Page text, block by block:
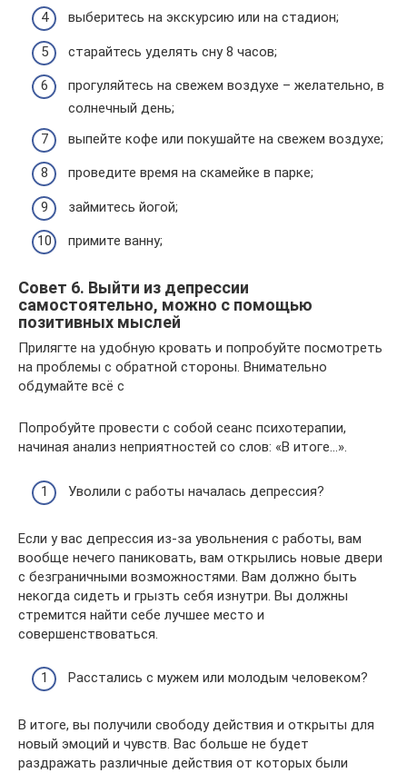
выберитесь на экскурсию или на стадион;
старайтесь уделять сну 8 часов;
прогуляйтесь на свежем воздухе – желательно, в
солнечный день;
выпейте кофе или покушайте на свежем воздухе;
проведите время на скамейке в парке;
займитесь йогой;
примите ванну;
Совет 6. Выйти из депрессии
самостоятельно, можно с помощью
позитивных мыслей
Прилягте на удобную кровать и попробуйте посмотреть
на проблемы с обратной стороны. Внимательно
обдумайте всё с
Попробуйте провести с собой сеанс психотерапии,
начиная анализ неприятностей со слов: «В итоге…».
Уволили с работы началась депрессия?
Если у вас депрессия из-за увольнения с работы, вам
вообще нечего паниковать, вам открылись новые двери
с безграничными возможностями. Вам должно быть
некогда сидеть и грызть себя изнутри. Вы должны
стремится найти себе лучшее место и
совершенствоваться.
Расстались с мужем или молодым человеком?
В итоге, вы получили свободу действия и открыты для
новый эмоций и чувств. Вас больше не будет
раздражать различные действия от которых были